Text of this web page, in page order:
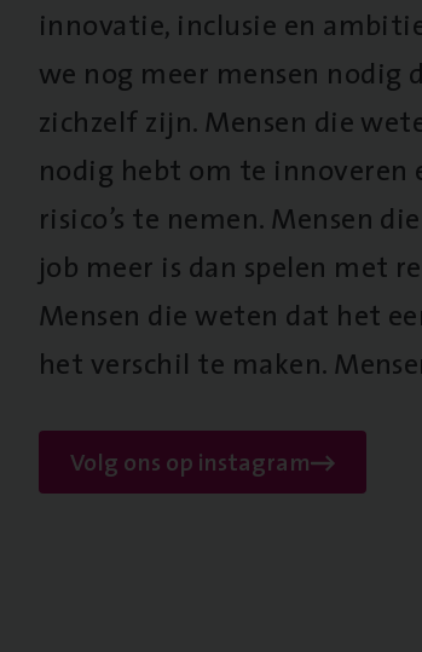
innovatie, inclusie en
we nog meer mensen nodig
zichzelf zijn. Mensen die
nodig hebt om te innoveren
risico’s te nemen. Mensen
job meer is dan spelen met
Mensen die weten dat het
het verschil te maken.
Volg ons op instagram